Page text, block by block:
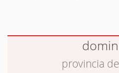
provincia de